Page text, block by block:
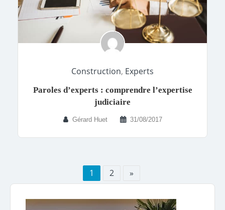
Construction, Experts
Paroles d’experts : comprendre l’expertise
judiciaire
Gérard Huet 31/08/2017
1 2 »